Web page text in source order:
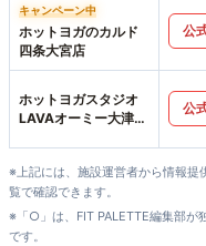
キャンペーン中
ホットヨガのカルド
四条大宮店
公
ホットヨガスタジオ
LAVAオーミー大津テ
公
※上記には、施設運営者から情報提
覧で確認できます。
※「○」は、FIT PALETTE編集部が
です。